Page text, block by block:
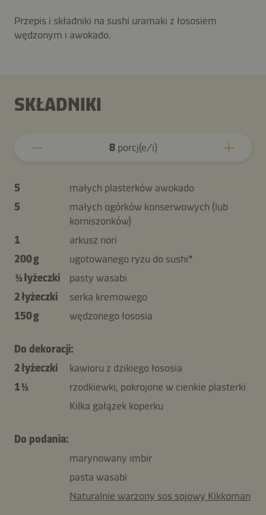
Przepis i składniki na sushi uramaki z łososiem
wędzonym i awokado.
SKŁADNIKI
8porcj(e/i)
5
małych plasterków awokado
5
małych ogórków konserwowych (lub
korniszonków)
1
arkusz nori
200 g
ugotowanego ryżu do sushi*
½ łyżeczki
pasty wasabi
2 łyżeczki
serka kremowego
150 g
wędzonego łososia
Do dekoracji:
2 łyżeczki
kawioru z dzikiego łososia
1 ½
rzodkiewki, pokrojone w cienkie plasterki
Kilka gałązek koperku
Do podania:
marynowany imbir
pasta wasabi
Naturalnie warzony sos sojowy Kikkoman